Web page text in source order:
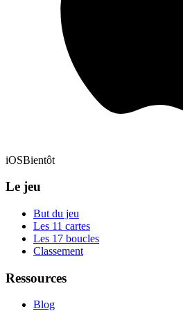
iOSBientôt
Le jeu
But du jeu
Les 11 cartes
Les 17 boucles
Classement
Ressources
Blog